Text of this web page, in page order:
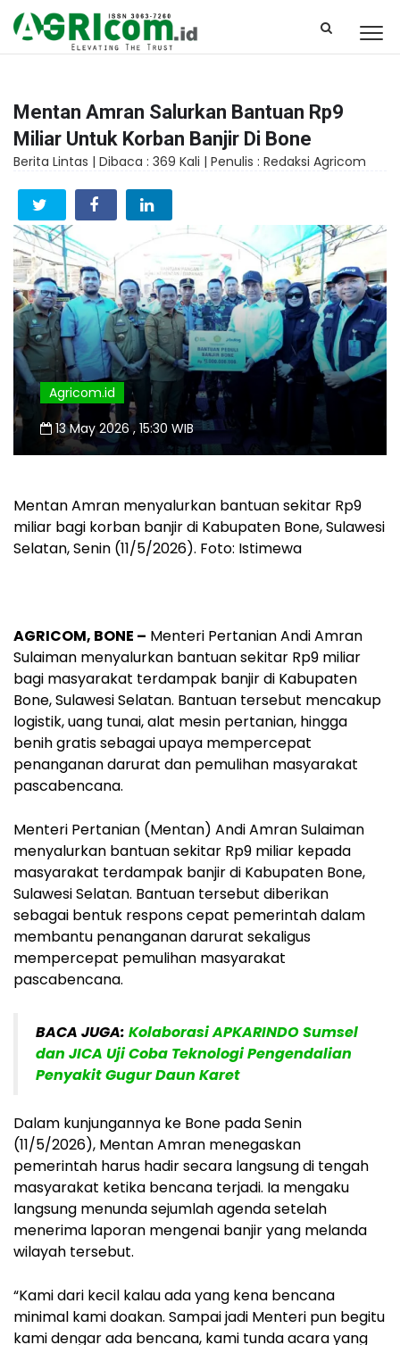
Mentan Amran Salurkan Bantuan Rp9
Miliar Untuk Korban Banjir Di Bone
Berita Lintas | Dibaca : 369 Kali | Penulis : Redaksi Agricom
Agricom.id
13 May 2026 , 15:30 WIB
Mentan Amran menyalurkan bantuan sekitar Rp9
miliar bagi korban banjir di Kabupaten Bone, Sulawesi
Selatan, Senin (11/5/2026). Foto: Istimewa
AGRICOM, BONE – Menteri Pertanian Andi Amran
Sulaiman menyalurkan bantuan sekitar Rp9 miliar
bagi masyarakat terdampak banjir di Kabupaten
Bone, Sulawesi Selatan. Bantuan tersebut mencakup
logistik, uang tunai, alat mesin pertanian, hingga
benih gratis sebagai upaya mempercepat
penanganan darurat dan pemulihan masyarakat
pascabencana.
Menteri Pertanian (Mentan) Andi Amran Sulaiman
menyalurkan bantuan sekitar Rp9 miliar kepada
masyarakat terdampak banjir di Kabupaten Bone,
Sulawesi Selatan. Bantuan tersebut diberikan
sebagai bentuk respons cepat pemerintah dalam
membantu penanganan darurat sekaligus
mempercepat pemulihan masyarakat
pascabencana.
BACA JUGA: Kolaborasi APKARINDO Sumsel
dan JICA Uji Coba Teknologi Pengendalian
Penyakit Gugur Daun Karet
Dalam kunjungannya ke Bone pada Senin
(11/5/2026), Mentan Amran menegaskan
pemerintah harus hadir secara langsung di tengah
masyarakat ketika bencana terjadi. Ia mengaku
langsung menunda sejumlah agenda setelah
menerima laporan mengenai banjir yang melanda
wilayah tersebut.
“Kami dari kecil kalau ada yang kena bencana
minimal kami doakan. Sampai jadi Menteri pun begitu
kami dengar ada bencana, kami tunda acara yang